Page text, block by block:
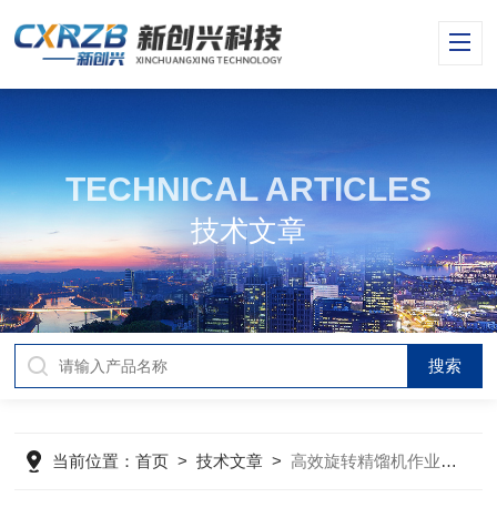
TECHNICAL ARTICLES
技术文章
当前位置：首页 >技术文章 >高效旋转精馏机作业工艺流程